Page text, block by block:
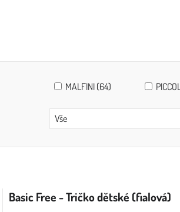
MALFINI (64)
Vše
Basic Free - Tričko dětské (fialová)